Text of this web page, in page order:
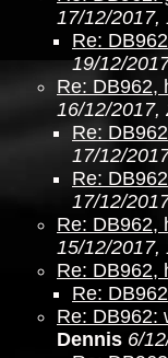
17/12/2017,
Re:
19/12/
Re: DB962,
16/12/2017,
Re:
17/12/
Re:
17/12/
Re: DB962,
15/12/2017,
Re: DB962,
Re:
Re: DB962:
Dennis 6/